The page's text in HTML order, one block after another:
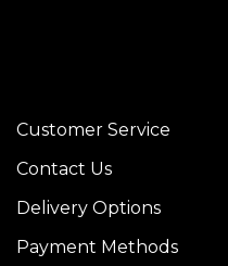
Customer Service
Contact Us
Delivery Options
Payment Methods